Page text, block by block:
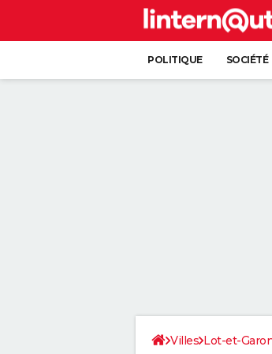
POLITIQUE SOCIÉTÉ
Villes Lot-et-